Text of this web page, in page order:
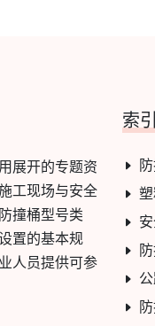
展开的专题资
工现场与安全
撞桶型号类
置的基本规
人员提供可参
索引